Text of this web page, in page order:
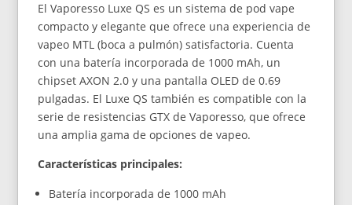
cantidad
El Vaporesso Luxe QS es un sistema de pod vape
compacto y elegante que ofrece una experiencia de
vapeo MTL (boca a pulmón) satisfactoria. Cuenta
con una batería incorporada de 1000 mAh, un
chipset AXON 2.0 y una pantalla OLED de 0.69
pulgadas. El Luxe QS también es compatible con la
serie de resistencias GTX de Vaporesso, que ofrece
una amplia gama de opciones de vapeo.
Características principales:
Batería incorporada de 1000 mAh